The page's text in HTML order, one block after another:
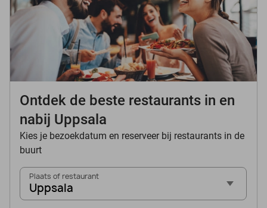
Ontdek de beste restaurants in en
nabij Uppsala
Kies je bezoekdatum en reserveer bij restaurants in de
buurt
Plaats of restaurant
Uppsala